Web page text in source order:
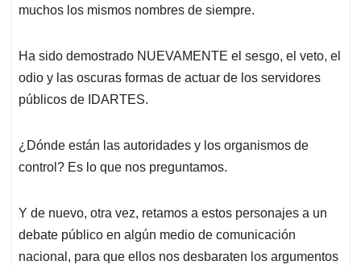
muchos los mismos nombres de siempre.
Ha sido demostrado NUEVAMENTE el sesgo, el veto, el
odio y las oscuras formas de actuar de los servidores
públicos de IDARTES.
¿Dónde están las autoridades y los organismos de
control? Es lo que nos preguntamos.
Y de nuevo, otra vez, retamos a estos personajes a un
debate público en algún medio de comunicación
nacional, para que ellos nos desbaraten los argumentos